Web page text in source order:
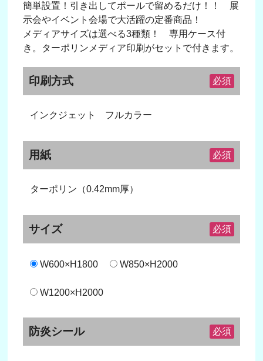
簡単設置！引き出してポールで留めるだけ！！ 展
示会やイベント会場で大活躍の定番商品！
メディアサイズは選べる3種類！ 専用ケース付
き。ターポリンメディア印刷がセットで付きます。
印刷方式 必須
インクジェット フルカラー
用紙 必須
ターポリン（0.42mm厚）
サイズ 必須
W600×H1800 W850×H2000
W1200×H2000
防炎シール 必須